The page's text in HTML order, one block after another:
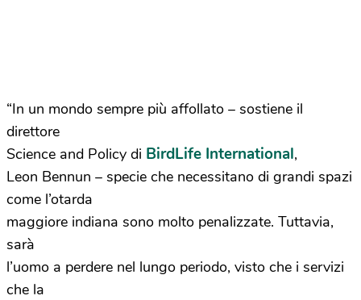
“In un mondo sempre più affollato – sostiene il
direttore
Science and Policy di BirdLife International,
Leon Bennun – specie che necessitano di grandi spazi
come l’otarda
maggiore indiana sono molto penalizzate. Tuttavia,
sarà
l’uomo a perdere nel lungo periodo, visto che i servizi
che la